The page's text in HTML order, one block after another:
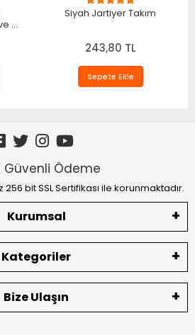
T-
Siyah Jartiyer Takım
243,80 TL
Sepete Ekle
Güvenli Ödeme
bit SSL Sertifikası ile korunmaktadır.
Kurumsal
Kategoriler
Bize Ulaşın